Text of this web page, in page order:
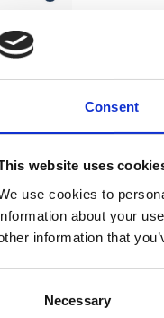
Consent
website uses
use cookies to
about your
information that
Necessary
en
Op